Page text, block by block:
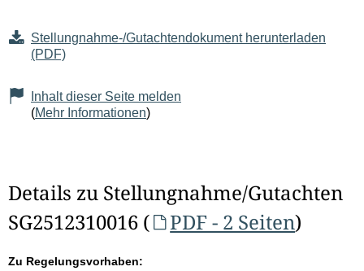
Stellungnahme-/Gutachtendokument herunterladen
(PDF)
Inhalt dieser Seite melden
(Mehr Informationen)
Details zu Stellungnahme/Gutachten
SG2512310016 (
PDF - 2 Seiten)
Zu Regelungsvorhaben: